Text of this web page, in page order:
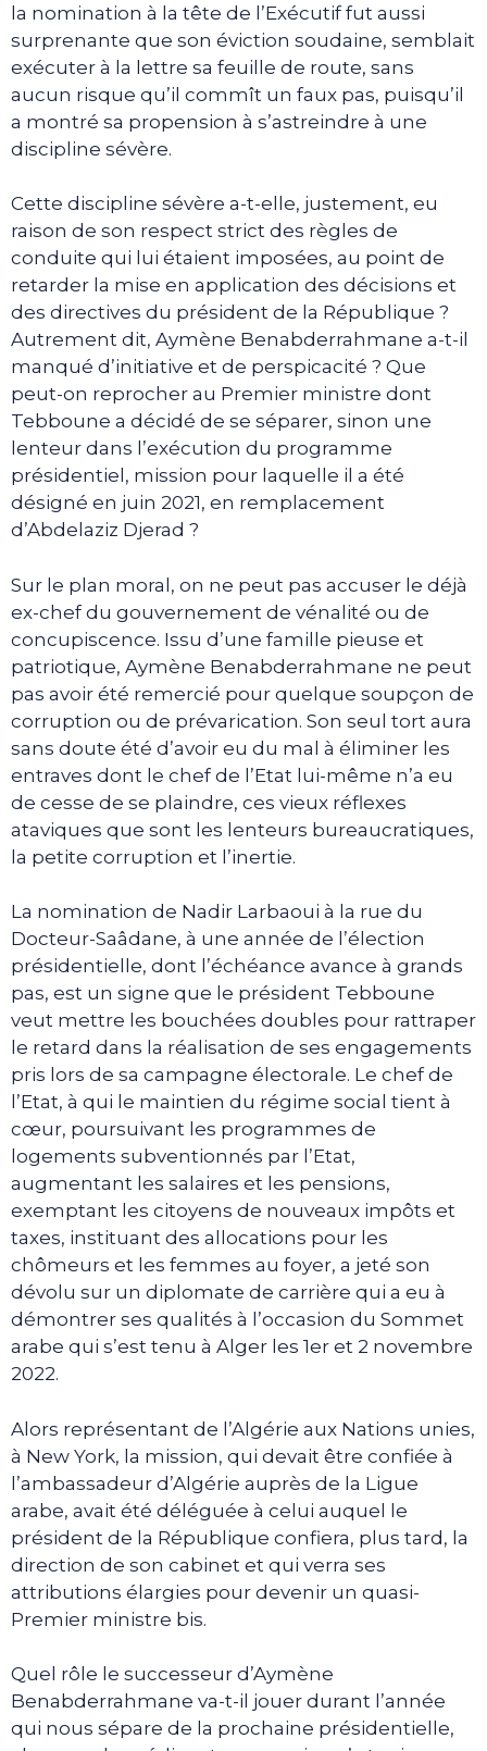
la nomination à la tête de l’Exécutif fut aussi
surprenante que son éviction soudaine, semblait
exécuter à la lettre sa feuille de route, sans
aucun risque qu’il commît un faux pas, puisqu’il
a montré sa propension à s’astreindre à une
discipline sévère.
Cette discipline sévère a-t-elle, justement, eu
raison de son respect strict des règles de
conduite qui lui étaient imposées, au point de
retarder la mise en application des décisions et
des directives du président de la République ?
Autrement dit, Aymène Benabderrahmane a-t-il
manqué d’initiative et de perspicacité ? Que
peut-on reprocher au Premier ministre dont
Tebboune a décidé de se séparer, sinon une
lenteur dans l’exécution du programme
présidentiel, mission pour laquelle il a été
désigné en juin 2021, en remplacement
d’Abdelaziz Djerad ?
Sur le plan moral, on ne peut pas accuser le déjà
ex-chef du gouvernement de vénalité ou de
concupiscence. Issu d’une famille pieuse et
patriotique, Aymène Benabderrahmane ne peut
pas avoir été remercié pour quelque soupçon de
corruption ou de prévarication. Son seul tort aura
sans doute été d’avoir eu du mal à éliminer les
entraves dont le chef de l’Etat lui-même n’a eu
de cesse de se plaindre, ces vieux réflexes
ataviques que sont les lenteurs bureaucratiques,
la petite corruption et l’inertie.
La nomination de Nadir Larbaoui à la rue du
Docteur-Saâdane, à une année de l’élection
présidentielle, dont l’échéance avance à grands
pas, est un signe que le président Tebboune
veut mettre les bouchées doubles pour rattraper
le retard dans la réalisation de ses engagements
pris lors de sa campagne électorale. Le chef de
l’Etat, à qui le maintien du régime social tient à
cœur, poursuivant les programmes de
logements subventionnés par l’Etat,
augmentant les salaires et les pensions,
exemptant les citoyens de nouveaux impôts et
taxes, instituant des allocations pour les
chômeurs et les femmes au foyer, a jeté son
dévolu sur un diplomate de carrière qui a eu à
démontrer ses qualités à l’occasion du Sommet
arabe qui s’est tenu à Alger les 1er et 2 novembre
2022.
Alors représentant de l’Algérie aux Nations unies,
à New York, la mission, qui devait être confiée à
l’ambassadeur d’Algérie auprès de la Ligue
arabe, avait été déléguée à celui auquel le
président de la République confiera, plus tard, la
direction de son cabinet et qui verra ses
attributions élargies pour devenir un quasi-
Premier ministre bis.
Quel rôle le successeur d’Aymène
Benabderrahmane va-t-il jouer durant l’année
qui nous sépare de la prochaine présidentielle,